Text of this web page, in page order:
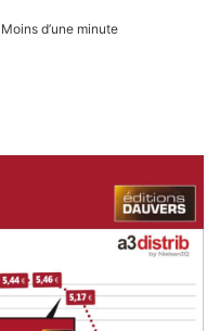
d’une minute